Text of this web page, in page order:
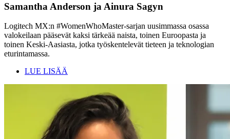
Samantha Anderson ja Ainura Sagyn
Logitech MX:n #WomenWhoMaster-sarjan uusimmassa osassa
valokeilaan pääsevät kaksi tärkeää naista, toinen Euroopasta ja
toinen Keski-Aasiasta, jotka työskentelevät tieteen ja teknologian
eturintamassa.
LUE LISÄÄ